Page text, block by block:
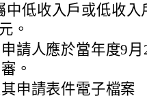
中低收入戶或低收
。
請人應於當年度9
。
申請表件電子檔案